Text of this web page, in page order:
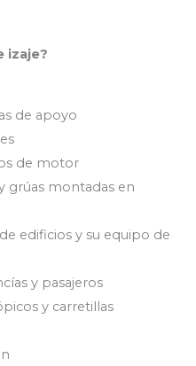
izaje?
de apoyo
de motor
grúas montadas en
edificios y su equipo de
y pasajeros
y carretillas